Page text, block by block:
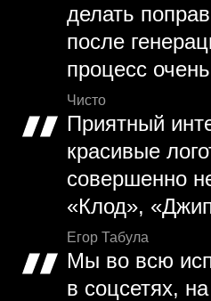
делать
после
процесс
Чисто
Приятный
красивые
совершенно
«Клод»,
Егор Табула
Мы во всю
в соцсетях,